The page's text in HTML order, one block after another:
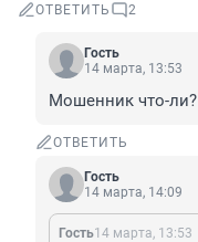
ОТВЕТИТЬ 2
Гость
14 марта, 13:53
Мошенник что-ли?
ОТВЕТИТЬ
Гость
14 марта, 14:09
Гость14 марта, 13:53